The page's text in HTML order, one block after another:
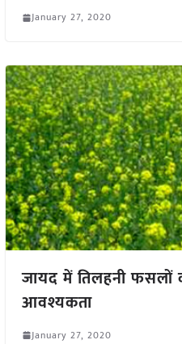
January 27, 2020
जायद में तिलहनी
आवश्यकता
January 27, 2020